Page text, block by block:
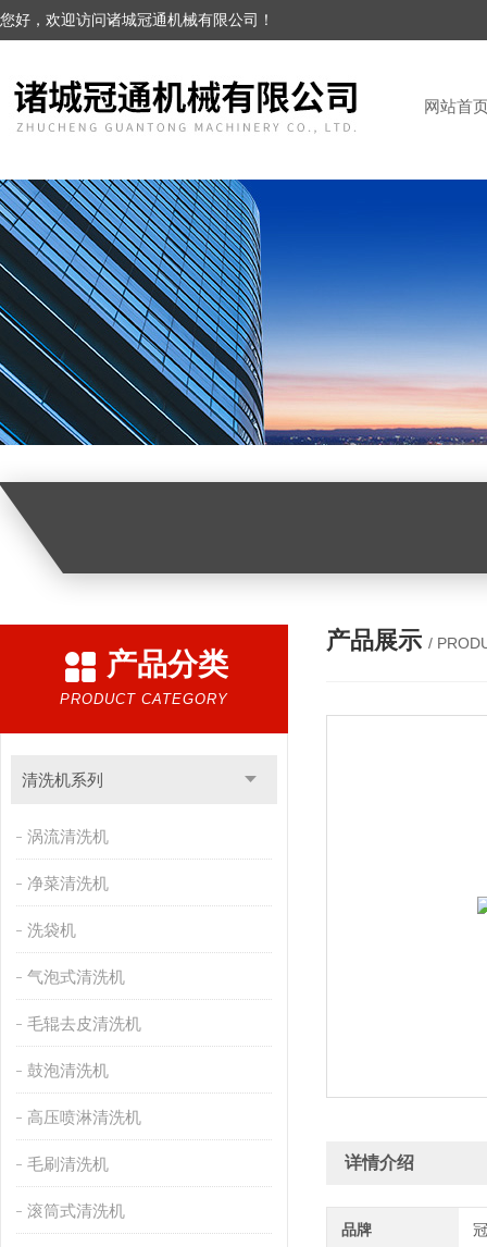
您好，欢迎访问诸城冠通机械有限公司！
网站首
产品分类
PRODUCT CATEGORY
清洗机系列
涡流清洗机
净菜清洗机
洗袋机
气泡式清洗机
毛辊去皮清洗机
鼓泡清洗机
高压喷淋清洗机
毛刷清洗机
滚筒式清洗机
产品展示 /
详情介绍
品牌